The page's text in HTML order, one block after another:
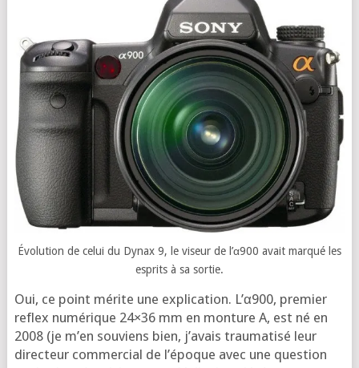
Évo­lu­tion de celui du Dynax 9, le viseur de l’α900 avait mar­qué les
esprits à sa sortie.
Oui, ce point mérite une expli­ca­tion. L’α900, pre­mier
reflex numé­rique 24×36 mm en mon­ture A, est né en
2008 (je m’en sou­viens bien, j’a­vais trau­ma­ti­sé leur
direc­teur com­mer­cial de l’é­poque avec une ques­tion